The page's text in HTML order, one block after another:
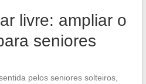
livre: ampliar o
seniores
pelos seniores solteiros,